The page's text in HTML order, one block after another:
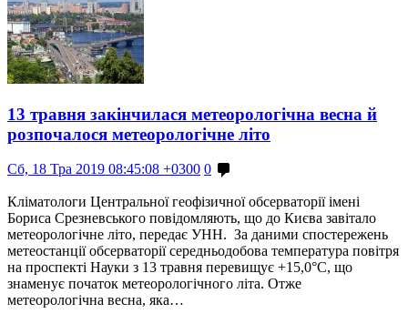
13 травня закінчилася метеорологічна весна й
розпочалося метеорологічне літо
Сб, 18 Тра 2019 08:45:08 +0300 0
Кліматологи Центральної геофізичної обсерваторії імені
Бориса Срезневського повідомляють, що до Києва завітало
метеорологічне літо, передає УНН. За даними спостережень
метеостанції обсерваторії середньодобова температура повітря
на проспекті Науки з 13 травня перевищує +15,0°С, що
знаменує початок метеорологічного літа. Отже
метеорологічна весна, яка…